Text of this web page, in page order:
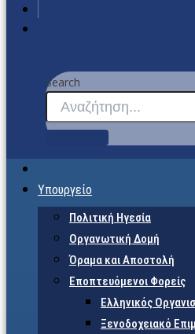
Search
Υπουργείο
Πολιτική Ηγεσία
Οργανωτική Δομή
Όραμα και Αποστολή
Εποπτευόμενοι Φορείς
Eλληνικός
Ξενοδοχειακό